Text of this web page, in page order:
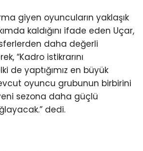
giyen oyuncuların yaklaşık
kaldığını ifade eden Uçar,
daha değerli
“Kadro istikrarını
de yaptığımız en büyük
oyuncu grubunun birbirini
sezona daha güçlü
dedi.